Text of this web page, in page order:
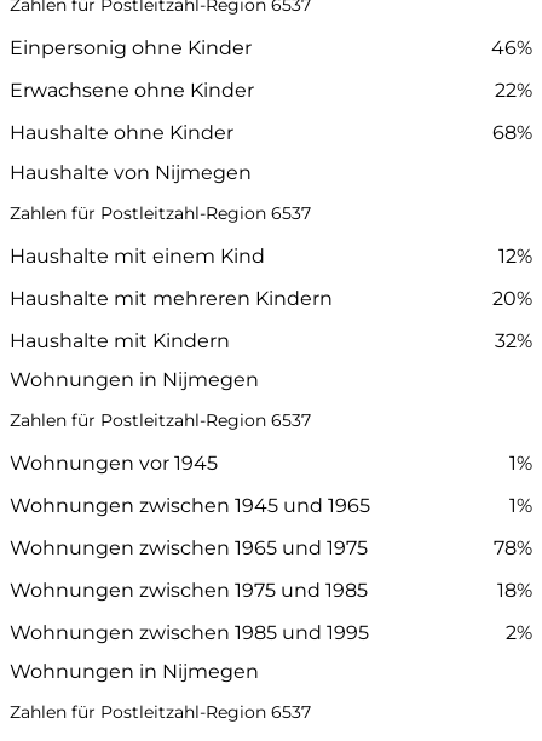
Zahlen für Postleitzahl-Region 6537
Einpersonig ohne Kinder
46%
Erwachsene ohne Kinder
22%
Haushalte ohne Kinder
68%
Haushalte von Nijmegen
Zahlen für Postleitzahl-Region 6537
Haushalte mit einem Kind
12%
Haushalte mit mehreren Kindern
20%
Haushalte mit Kindern
32%
Wohnungen in Nijmegen
Zahlen für Postleitzahl-Region 6537
Wohnungen vor 1945
1%
Wohnungen zwischen 1945 und 1965
1%
Wohnungen zwischen 1965 und 1975
78%
Wohnungen zwischen 1975 und 1985
18%
Wohnungen zwischen 1985 und 1995
2%
Wohnungen in Nijmegen
Zahlen für Postleitzahl-Region 6537